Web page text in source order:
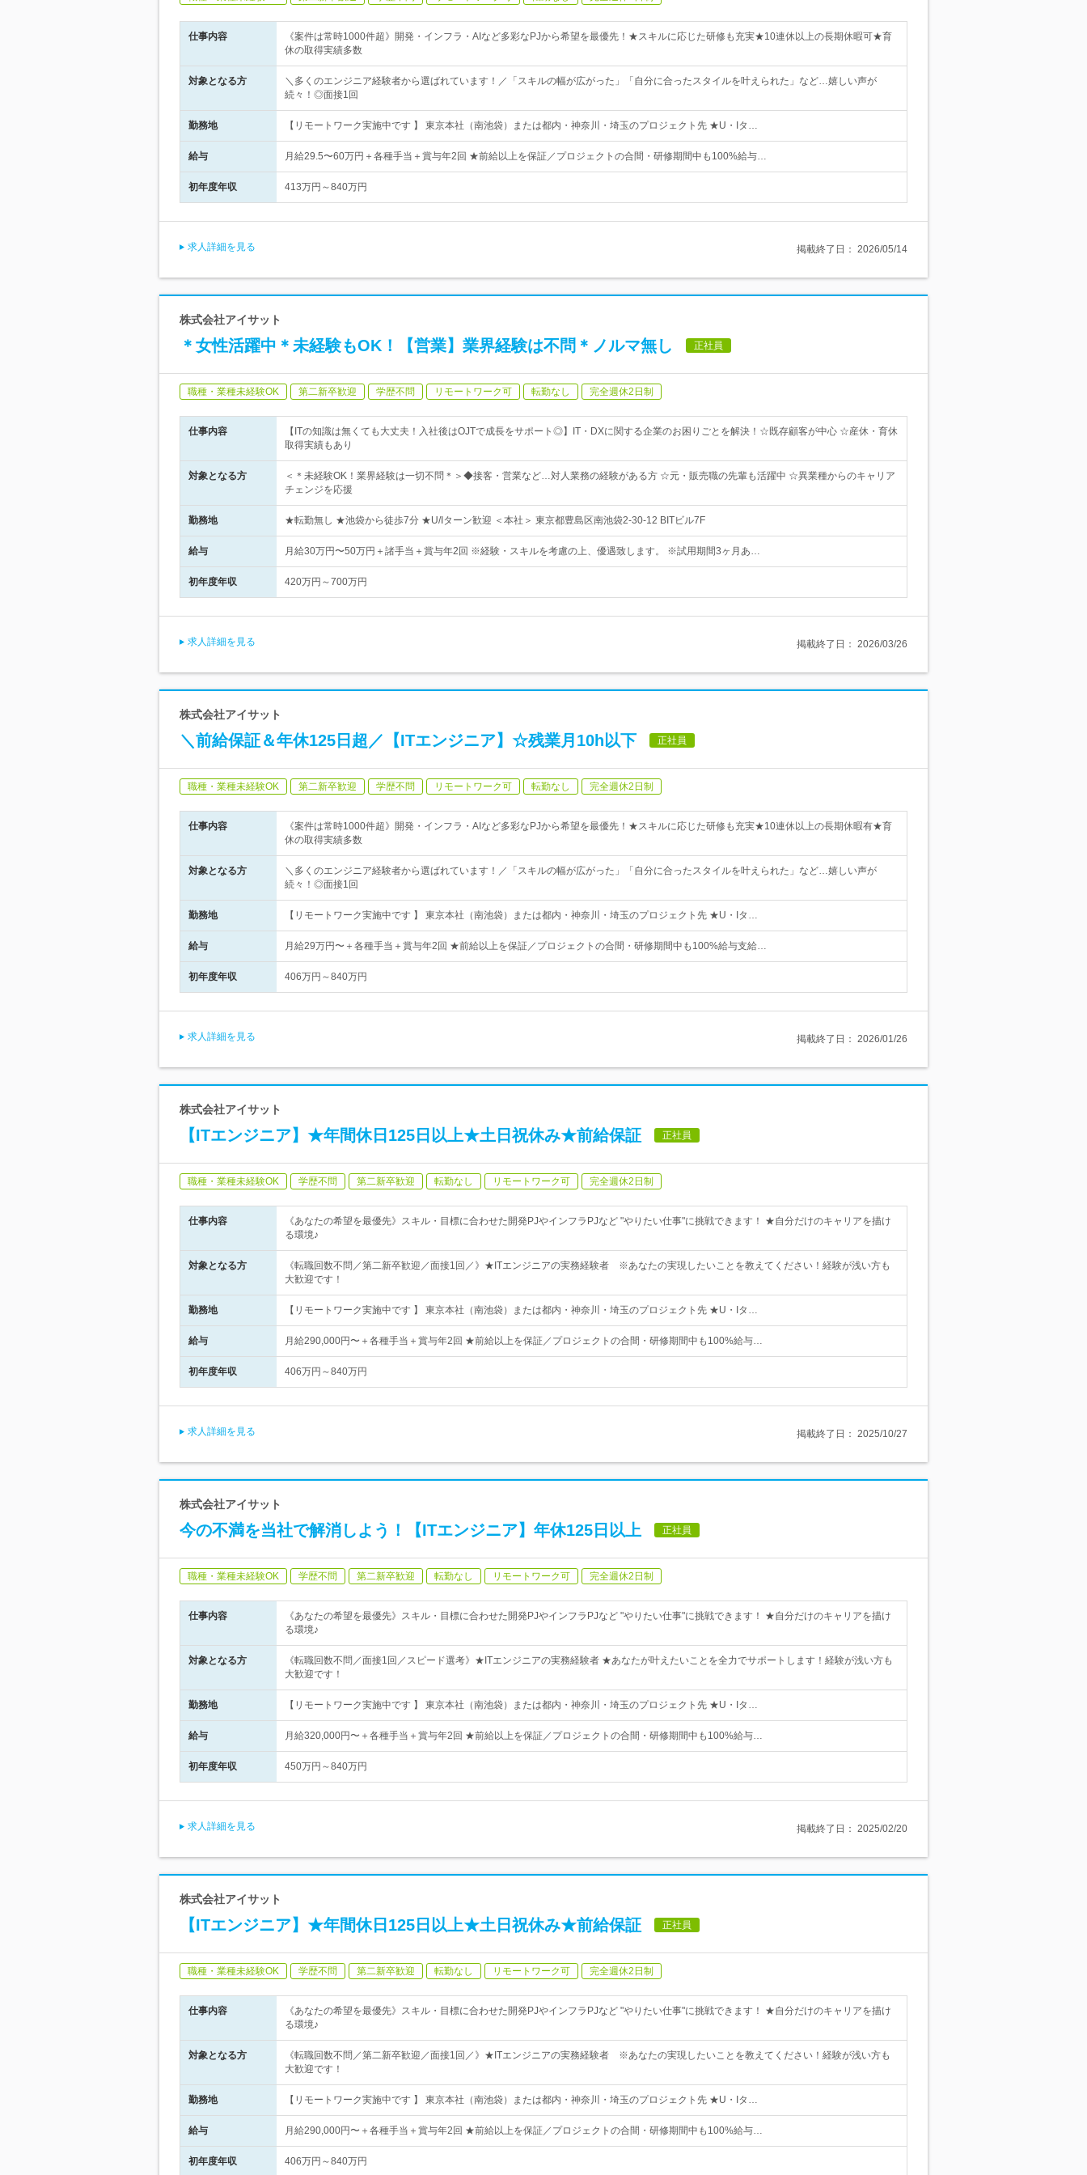
仕事内容
《案件は常時1000件超》開発・インフラ・AIなど多彩なPJから希望を最優先！★スキルに応じた研修も充実★10連休以上の長期休暇可★育
休の取得実績多数
対象となる方
＼多くのエンジニア経験者から選ばれています！／「スキルの幅が広がった」「自分に合ったスタイルを叶えられた」など…嬉しい声が
続々！◎面接1回
勤務地 【リモートワーク実施中です 】 東京本社（南池袋）または都内・神奈川・埼玉のプロジェクト先 ★U・Iタ…
給与 月給29.5〜60万円＋各種手当＋賞与年2回 ★前給以上を保証／プロジェクトの合間・研修期間中も100%給与…
初年度年収 413万円～840万円
求人詳細を見る 掲載終了日： 2026/05/14
株式会社アイサット
＊女性活躍中＊未経験もOK！【営業】業界経験は不問＊ノルマ無し 正社員
職種・業種未経験OK 第二新卒歓迎 学歴不問 リモートワーク可 転勤なし 完全週休2日制
仕事内容
【ITの知識は無くても大丈夫！入社後はOJTで成長をサポート◎】IT・DXに関する企業のお困りごとを解決！☆既存顧客が中心 ☆産休・育休
取得実績もあり
対象となる方
＜＊未経験OK！業界経験は一切不問＊＞◆接客・営業など…対人業務の経験がある方 ☆元・販売職の先輩も活躍中 ☆異業種からのキャリア
チェンジを応援
勤務地 ★転勤無し ★池袋から徒歩7分 ★U/Iターン歓迎 ＜本社＞ 東京都豊島区南池袋2-30-12 BITビル7F
給与 月給30万円〜50万円＋諸手当＋賞与年2回 ※経験・スキルを考慮の上、優遇致します。 ※試用期間3ヶ月あ…
初年度年収 420万円～700万円
求人詳細を見る 掲載終了日： 2026/03/26
株式会社アイサット
＼前給保証＆年休125日超／【ITエンジニア】☆残業月10h以下 正社員
職種・業種未経験OK 第二新卒歓迎 学歴不問 リモートワーク可 転勤なし 完全週休2日制
仕事内容
《案件は常時1000件超》開発・インフラ・AIなど多彩なPJから希望を最優先！★スキルに応じた研修も充実★10連休以上の長期休暇有★育
休の取得実績多数
対象となる方
＼多くのエンジニア経験者から選ばれています！／「スキルの幅が広がった」「自分に合ったスタイルを叶えられた」など…嬉しい声が
続々！◎面接1回
勤務地 【リモートワーク実施中です 】 東京本社（南池袋）または都内・神奈川・埼玉のプロジェクト先 ★U・Iタ…
給与 月給29万円〜＋各種手当＋賞与年2回 ★前給以上を保証／プロジェクトの合間・研修期間中も100%給与支給…
初年度年収 406万円～840万円
求人詳細を見る 掲載終了日： 2026/01/26
株式会社アイサット
【ITエンジニア】★年間休日125日以上★土日祝休み★前給保証 正社員
職種・業種未経験OK 学歴不問 第二新卒歓迎 転勤なし リモートワーク可 完全週休2日制
仕事内容
《あなたの希望を最優先》スキル・目標に合わせた開発PJやインフラPJなど "やりたい仕事"に挑戦できます！ ★自分だけのキャリアを描け
る環境♪
対象となる方
《転職回数不問／第二新卒歓迎／面接1回／》★ITエンジニアの実務経験者 ※あなたの実現したいことを教えてください！経験が浅い方も
大歓迎です！
勤務地 【リモートワーク実施中です 】 東京本社（南池袋）または都内・神奈川・埼玉のプロジェクト先 ★U・Iタ…
給与 月給290,000円〜＋各種手当＋賞与年2回 ★前給以上を保証／プロジェクトの合間・研修期間中も100%給与…
初年度年収 406万円～840万円
求人詳細を見る 掲載終了日： 2025/10/27
株式会社アイサット
今の不満を当社で解消しよう！【ITエンジニア】年休125日以上 正社員
職種・業種未経験OK 学歴不問 第二新卒歓迎 転勤なし リモートワーク可 完全週休2日制
仕事内容
《あなたの希望を最優先》スキル・目標に合わせた開発PJやインフラPJなど "やりたい仕事"に挑戦できます！ ★自分だけのキャリアを描け
る環境♪
対象となる方
《転職回数不問／面接1回／スピード選考》★ITエンジニアの実務経験者 ★あなたが叶えたいことを全力でサポートします！経験が浅い方も
大歓迎です！
勤務地 【リモートワーク実施中です 】 東京本社（南池袋）または都内・神奈川・埼玉のプロジェクト先 ★U・Iタ…
給与 月給320,000円〜＋各種手当＋賞与年2回 ★前給以上を保証／プロジェクトの合間・研修期間中も100%給与…
初年度年収 450万円～840万円
求人詳細を見る 掲載終了日： 2025/02/20
株式会社アイサット
【ITエンジニア】★年間休日125日以上★土日祝休み★前給保証 正社員
職種・業種未経験OK 学歴不問 第二新卒歓迎 転勤なし リモートワーク可 完全週休2日制
仕事内容
《あなたの希望を最優先》スキル・目標に合わせた開発PJやインフラPJなど "やりたい仕事"に挑戦できます！ ★自分だけのキャリアを描け
る環境♪
対象となる方
《転職回数不問／第二新卒歓迎／面接1回／》★ITエンジニアの実務経験者 ※あなたの実現したいことを教えてください！経験が浅い方も
大歓迎です！
勤務地 【リモートワーク実施中です 】 東京本社（南池袋）または都内・神奈川・埼玉のプロジェクト先 ★U・Iタ…
給与 月給290,000円〜＋各種手当＋賞与年2回 ★前給以上を保証／プロジェクトの合間・研修期間中も100%給与…
初年度年収 406万円～840万円